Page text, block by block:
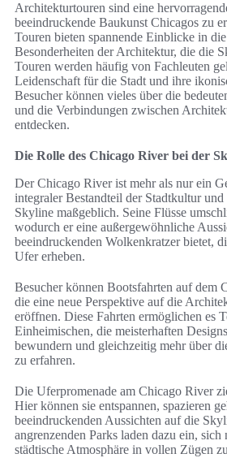
Architekturtouren sind eine
beeindruckende Baukunst Chicagos zu
Touren bieten spannende Einblicke in
Besonderheiten der Architektur, die die
Touren werden häufig von Fachleuten
Leidenschaft für die Stadt und ihre
Besucher können vieles über die
und die Verbindungen zwischen
entdecken.
Die Rolle des Chicago River bei der
Der Chicago River ist mehr als nur ein
integraler Bestandteil der Stadtkultur
Skyline maßgeblich. Seine Flüsse
wodurch er eine außergewöhnliche
beeindruckenden Wolkenkratzer bietet,
Ufer erheben.
Besucher können Bootsfahrten auf dem
die eine neue Perspektive auf die
eröffnen. Diese Fahrten ermöglichen es
Einheimischen, die meisterhaften
bewundern und gleichzeitig mehr über
zu erfahren.
Die Uferpromenade am Chicago River
Hier können sie entspannen, spazieren
beeindruckenden Aussichten auf die
angrenzenden Parks laden dazu ein, sich
städtische Atmosphäre in vollen Zügen